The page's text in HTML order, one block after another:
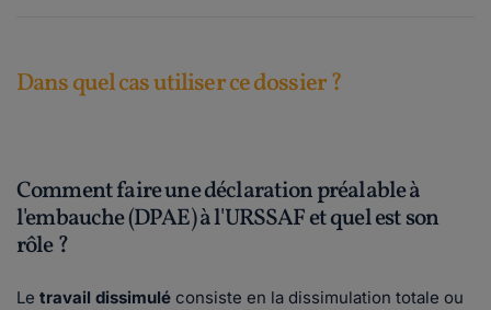
Dans quel cas utiliser ce dossier ?
Comment faire une déclaration préalable à
l'embauche (DPAE) à l'URSSAF et quel est son
rôle ?
Le travail dissimulé consiste en la dissimulation totale ou